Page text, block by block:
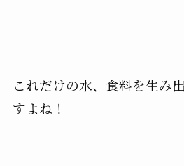
これだけの水、食料を生み
すよね！